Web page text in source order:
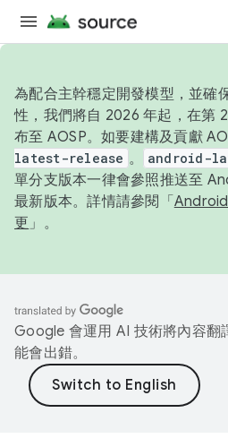
為配合主幹穩定開發模型，並確
性，我們將自 2026 年起，在第
布至 AOSP。如要建構及貢獻
latest-release 。 android-
單分支版本一律會參照推送至
最新版本。詳情請參閱「
更 」。
Google 會運用 AI 技術將內容翻
能會出錯。